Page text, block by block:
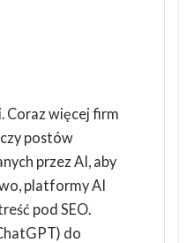
Coraz więcej firm
postów
przez AI, aby
platformy AI
pod SEO.
do